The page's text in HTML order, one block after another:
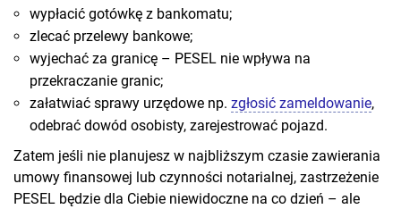
wypłacić gotówkę z bankomatu;
zlecać przelewy bankowe;
wyjechać za granicę – PESEL nie wpływa na
przekraczanie granic;
załatwiać sprawy urzędowe np. zgłosić zameldowanie,
odebrać dowód osobisty, zarejestrować pojazd.
Zatem jeśli nie planujesz w najbliższym czasie zawierania
umowy finansowej lub czynności notarialnej, zastrzeżenie
PESEL będzie dla Ciebie niewidoczne na co dzień – ale